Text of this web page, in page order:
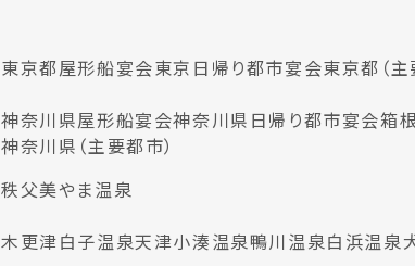
東京都屋形船宴会東京日帰り都市宴会東京都（主
神奈川県屋形船宴会神奈川県日帰り都市宴会箱
神奈川県（主要都市）
秩父美やま温泉
木更津白子温泉天津小湊温泉鴨川温泉白浜温泉